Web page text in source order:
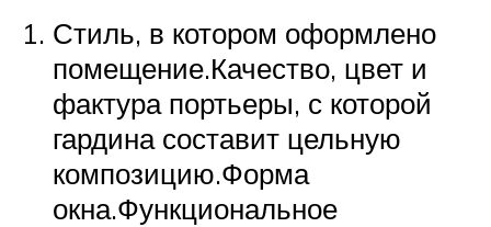
Стиль, в котором оформлено
помещение.Качество, цвет и
фактура портьеры, с которой
гардина составит цельную
композицию.Форма
окна.Функциональное